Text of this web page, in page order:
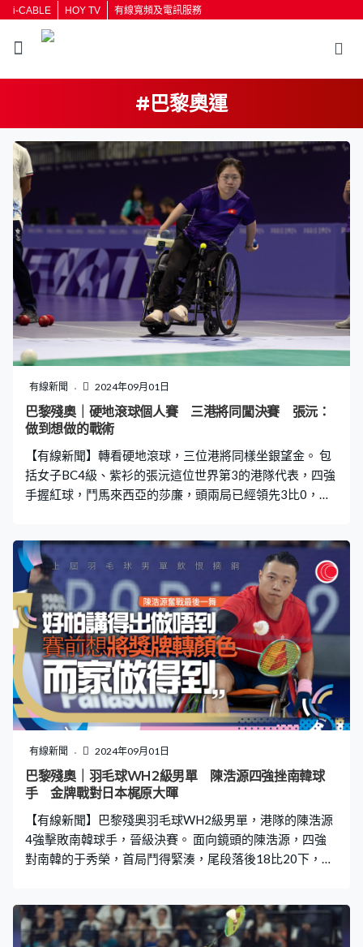
i-CABLE HOY TV 有線寬頻及電訊服務
#巴黎奧運
按輸入鍵開始搜尋
有線新聞 2024年09月01日
巴黎殘奧｜硬地滾球個人賽 三港將同闖決賽 張沅：
做到想做的戰術
【有線新聞】轉看硬地滾球，三位港將同樣坐銀望金。 包
括女子BC4級、紫衫的張沅這位世界第3的港隊代表，四強
手握紅球，鬥馬來西亞的莎廉，頭兩局已經領先3比0，隊
就打入決賽，會與國家隊的林細妹爭金牌。張沅：「我覺
得這是至今打得最好的一場比賽，因為知道對手是力量型
的選手，所以著重在貼近球方面，遮到她的線道，結果顯
示我做到想做的戰術。」 女子BC3級的何宛淇四強鬥南韓
的姜順喜，頭兩局1比1平手。這位港隊代表之後兩局拿到
3分，結果贏4比1，首次打入決賽，會對澳洲的莉臣。男
子BC1級的龍子健，同樣穩奪獎牌，四強以4比3淘汰印尼
球手，決賽對手是南韓的鄭盛俊。
有線新聞 2024年09月01日
巴黎殘奧｜羽毛球WH2級男單 陳浩源四強挫南韓球
手 金牌戰對日本梶原大暉
【有線新聞】巴黎殘奧羽毛球WH2級男單，港隊的陳浩源
4強擊敗南韓球手，晉級決賽。 面向鏡頭的陳浩源，四強
對南韓的于秀榮，首局鬥得緊湊，尾段落後18比20下，憑
比21，先贏一局。氣勢如虹的陳浩源第二局愈打愈順，這
分打中對手，隨即上前表達歉意。 3年前東京殘奧摘銅，